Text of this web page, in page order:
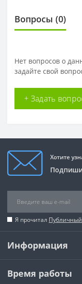
Вопросы (0)
Нет вопросов о
задайте свой
+ Задать
Хотите
Я прочитал
Информация
Время работы